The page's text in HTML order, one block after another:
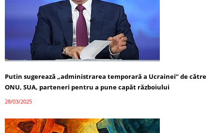
Putin sugerează „administrarea temporară a Ucrainei” de către
ONU, SUA, parteneri pentru a pune capăt războiului
28/03/2025